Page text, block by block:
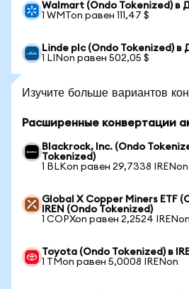
Walmart (Ondo Tokenized)
1 WMTon равен 111,47 $
Linde plc (Ondo Tokenized)
1 LINon равен 502,05 $
Изучите больше вариантов
Расширенные конвертации
Blackrock, Inc. (Ondo
Tokenized)
1 BLKon равен 29,7338 IRENon
Global X Copper Miners ETF
IREN (Ondo Tokenized)
1 COPXon равен 2,2524 IRENon
Toyota (Ondo Tokenized) в
1 TMon равен 5,0008 IRENon